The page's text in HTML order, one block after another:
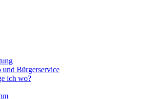
und Bürgerservice
ich wo?